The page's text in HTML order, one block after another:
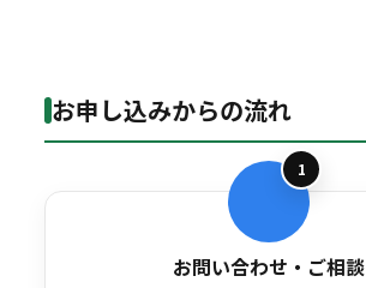
お申し込みからの流れ
1
お問い合わせ・ご相談